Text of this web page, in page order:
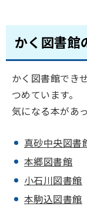
かく図書館
かく図書館でき
つめています。
気になる本があ
真砂中央図書
本郷図書館
小石川図書館
本駒込図書館